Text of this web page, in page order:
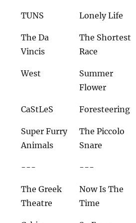
TUNS Lonely Life
The Da
Vincis
The Shortest
Race
West
Summer
Flower
CaStLeS Foresteering
Super Furry
Animals
The Piccolo
Snare
--- ---
The Greek
Theatre
Now Is The
Time